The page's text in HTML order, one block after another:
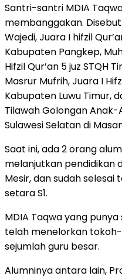
Santri-santri MDIA
membanggakan.
Wajedi, Juara I hifzil
Kabupaten Pangkep,
Hifzil Qur’an 5 juz STQH
Masrur Mufrih, Juara I
Kabupaten Luwu Timur,
Tilawah Golongan Anak-
Sulawesi Selatan di
Saat ini, ada 2 orang
melanjutkan pendidikan
Mesir, dan sudah selesai
setara S1.
MDIA Taqwa yang
telah menelorkan
sejumlah guru besar.
Alumninya antara lain,